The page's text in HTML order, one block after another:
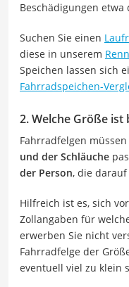
Beschädigungen
Suchen Sie einen
diese in unserem
Speichen lassen sich
Fahrradspeichen-
2. Welche Größe
Fahrradfelgen
und der Schläuche
der Person, die
Hilfreich ist es, sich
Zollangaben für
erwerben Sie nicht
Fahrradfelge der
eventuell viel zu klein